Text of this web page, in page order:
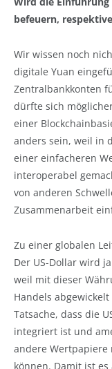
befeuern,
Wir wissen noch
digitale Yuan
Zentralbankkonten
dürfte sich
einer
anders sein, weil in
einer einfacheren
interoperabel
von anderen
Zusammenarbeit
Zu einer globalen
Der US-Dollar wird
weil mit dieser
Handels
Tatsache, dass die
integriert ist und
andere
können. Damit ist